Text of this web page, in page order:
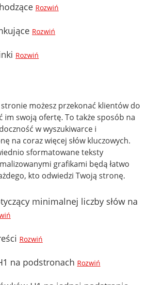
Rozwiń
Rozwiń
Rozwiń
możesz przekonać klientów do
im swoją ofertę. To także sposób na
w wyszukiwarce i
na coraz więcej słów kluczowych.
sformatowane teksty
grafikami będą łatwo
kto odwiedzi Twoją stronę.
minimalnej liczby słów na
Rozwiń
na podstronach Rozwiń